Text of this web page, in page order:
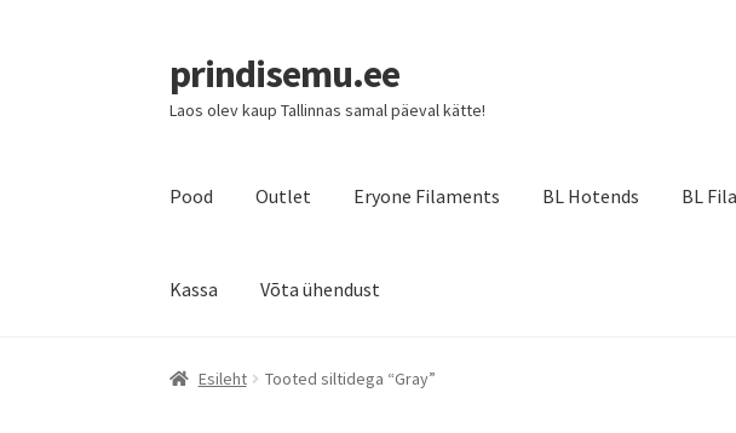
prindisemu.ee
Laos olev kaup Tallinnas samal päeval kätte!
Pood Outlet Eryone Filaments BL Hotends BL
Kassa Võta ühendust
Esileht Tooted siltidega “Gray”